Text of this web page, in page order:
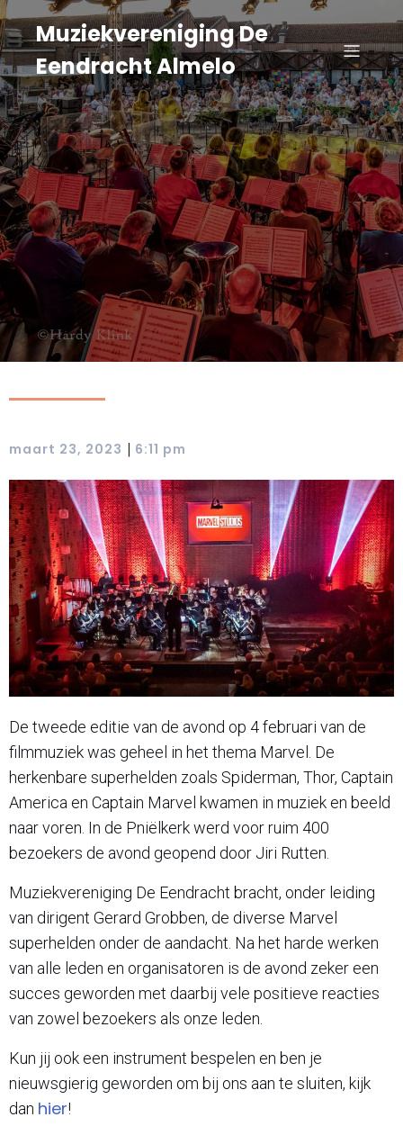
Muziekvereniging De
Eendracht Almelo
maart 23, 2023 | 6:11 pm
De tweede editie van de avond op 4 februari van de
filmmuziek was geheel in het thema Marvel. De
herkenbare superhelden zoals Spiderman, Thor, Captain
America en Captain Marvel kwamen in muziek en beeld
naar voren. In de Pniëlkerk werd voor ruim 400
bezoekers de avond geopend door Jiri Rutten.
Muziekvereniging De Eendracht bracht, onder leiding
van dirigent Gerard Grobben, de diverse Marvel
superhelden onder de aandacht. Na het harde werken
van alle leden en organisatoren is de avond zeker een
succes geworden met daarbij vele positieve reacties
van zowel bezoekers als onze leden.
Kun jij ook een instrument bespelen en ben je
nieuwsgierig geworden om bij ons aan te sluiten, kijk
dan hier!